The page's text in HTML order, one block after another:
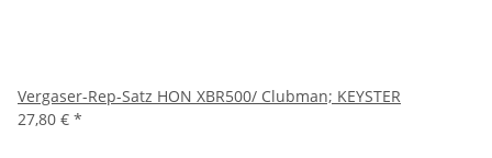
Vergaser-Rep-Satz HON XBR500/ Clubman; KEYSTER
27,80 € *